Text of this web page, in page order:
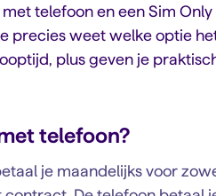
telefoon en een Sim
precies weet welke optie
plus geven je
telefoon?
je maandelijks voor